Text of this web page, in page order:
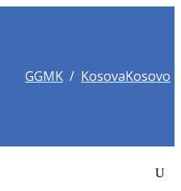
GGMK / KosovaKosovo